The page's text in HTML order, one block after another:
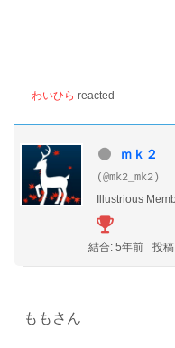
わいひら reacted
ｍｋ２
(@mk2_mk2)
Illustrious
結合: 5年前 投
ももさん